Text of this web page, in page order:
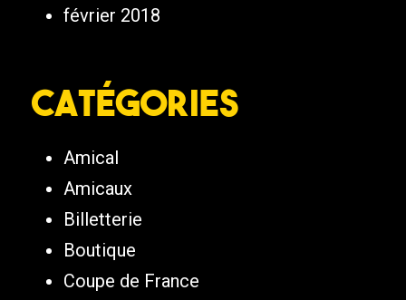
février 2018
Catégories
Amical
Amicaux
Billetterie
Boutique
Coupe de France